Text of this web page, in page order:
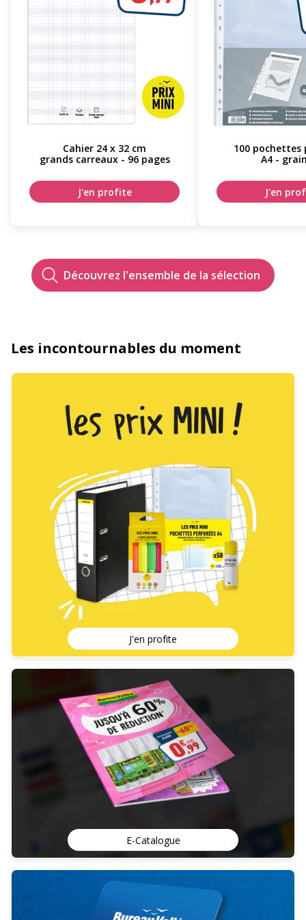
Cahier 24 x 32 cm
grands carreaux - 96 pages
J'en profite
100 pochettes
A4 -
J'en
Découvrez l'ensemble de la sélection
Les incontournables du moment
E-Catalogue
J'en profite